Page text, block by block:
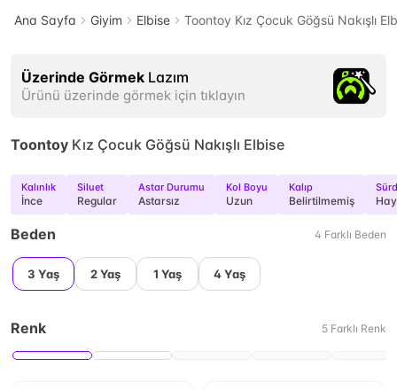
Ana Sayfa Giyim Elbise Toontoy Kız Çocuk Göğsü Nakışlı
Üzerinde Görmek Lazım
Ürünü üzerinde görmek için tıklayın
Toontoy Kız Çocuk Göğsü Nakışlı Elbise
Kalınlık
İnce
Siluet
Regular
Astar Durumu
Astarsız
Kol Boyu
Uzun
Kalıp
Belirtilmemiş
Beden 4 Farklı Beden
3 Yaş 2 Yaş 1 Yaş 4 Yaş
Renk 5 Farklı Renk